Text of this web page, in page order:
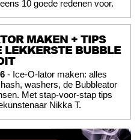
10 goede redenen voor.
MAKEN + TIPS
LEKKERSTE BUBBLE
- Ice-O-lator maken: alles
washers, de Bubbleator
Met stap-voor-stap tips
Nikka T.